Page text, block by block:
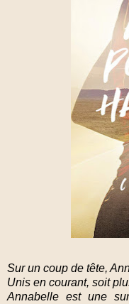
Sur un coup de tête,
Unis en courant, soit
Annabelle est une